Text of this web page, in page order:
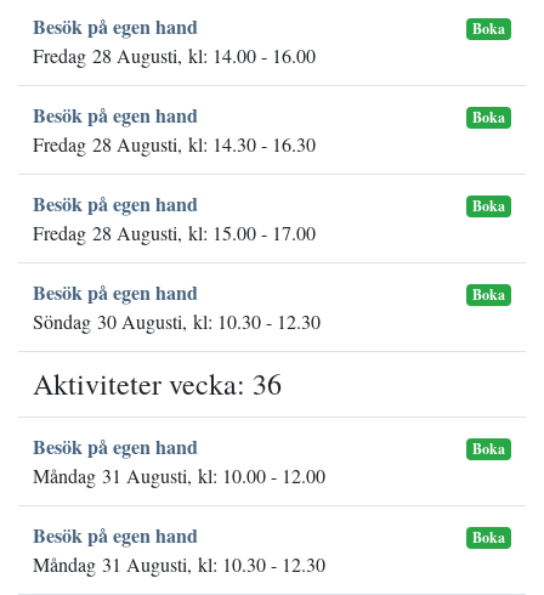
Besök på egen hand Boka
Fredag 28 Augusti, kl: 14.00 - 16.00
Besök på egen hand Boka
Fredag 28 Augusti, kl: 14.30 - 16.30
Besök på egen hand Boka
Fredag 28 Augusti, kl: 15.00 - 17.00
Besök på egen hand Boka
Söndag 30 Augusti, kl: 10.30 - 12.30
Aktiviteter vecka: 36
Besök på egen hand Boka
Måndag 31 Augusti, kl: 10.00 - 12.00
Besök på egen hand Boka
Måndag 31 Augusti, kl: 10.30 - 12.30